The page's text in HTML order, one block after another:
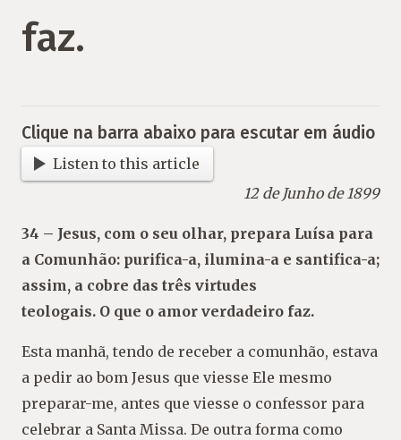
faz.
Clique na barra abaixo para escutar em áudio
Listen to this article
12 de Junho de 1899
34 – Jesus, com o seu olhar, prepara Luísa para
a Comunhão: purifica-a, ilumina-a e santifica-a;
assim, a cobre das três virtudes
teologais. O que o amor verdadeiro faz.
Esta manhã, tendo de receber a comunhão, estava
a pedir ao bom Jesus que viesse Ele mesmo
preparar-me, antes que viesse o confessor para
celebrar a Santa Missa. De outra forma como